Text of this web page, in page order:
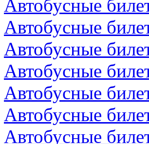
Автобусные
Автобусные
Автобусные
Автобусные
Автобусные
Автобусные
Автобусные